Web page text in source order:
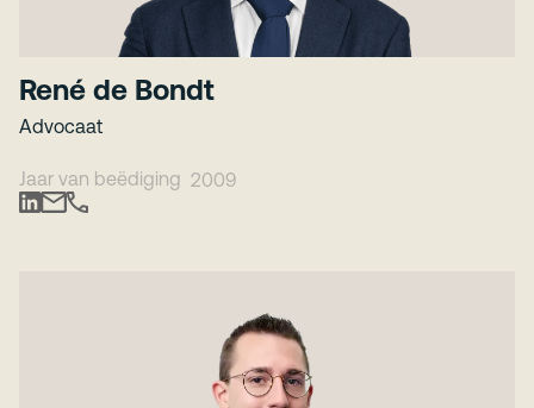
René de Bondt
Advocaat
Jaar van beëdiging 2009